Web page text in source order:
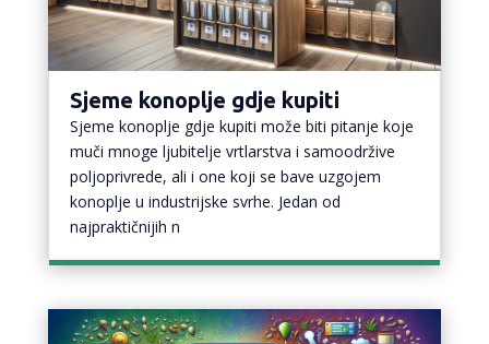
Sjeme konoplje gdje kupiti
Sjeme konoplje gdje kupiti može biti pitanje koje
muči mnoge ljubitelje vrtlarstva i samoodržive
poljoprivrede, ali i one koji se bave uzgojem
konoplje u industrijske svrhe. Jedan od
najpraktičnijih n